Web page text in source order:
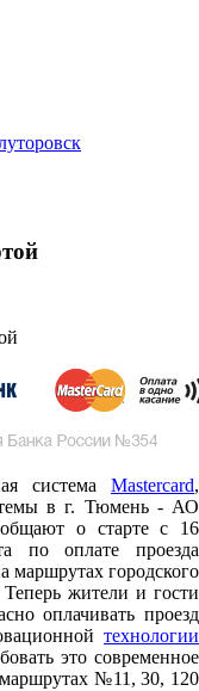
система Mastercard,
в г. Тюмень - АО
о старте c 16
по оплате проезда
маршрутах городского
жители и гости
оплачивать проезд
технологии
это современное
№11, 30, 120